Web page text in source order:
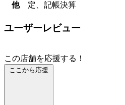
他
定、記帳決算
ユーザーレビュー
この店舗を応援する！
ここから応援